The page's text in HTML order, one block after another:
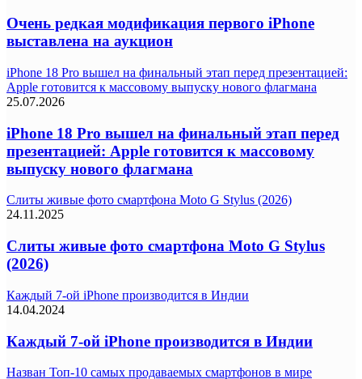
Очень редкая модификация первого iPhone
выставлена на аукцион
iPhone 18 Pro вышел на финальный этап перед презентацией:
Apple готовится к массовому выпуску нового флагмана
25.07.2026
iPhone 18 Pro вышел на финальный этап перед
презентацией: Apple готовится к массовому
выпуску нового флагмана
Слиты живые фото смартфона Moto G Stylus (2026)
24.11.2025
Слиты живые фото смартфона Moto G Stylus
(2026)
Каждый 7-ой iPhone производится в Индии
14.04.2024
Каждый 7-ой iPhone производится в Индии
Назван Топ-10 самых продаваемых смартфонов в мире